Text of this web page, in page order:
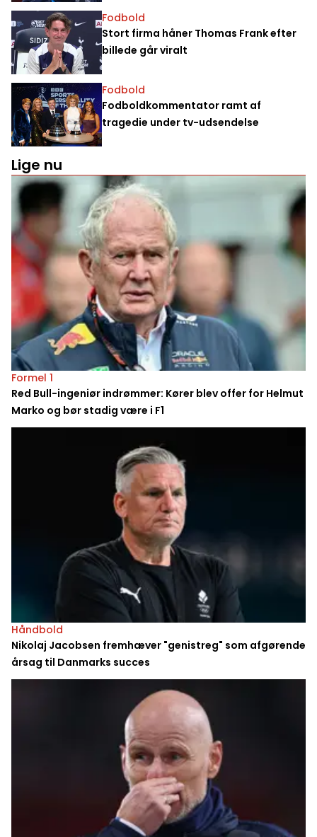
Fodbold
Stort firma håner Thomas Frank efter
billede går viralt
Fodbold
Fodboldkommentator ramt af
tragedie under tv-udsendelse
Lige nu
Formel 1
Red Bull-ingeniør indrømmer: Kører blev offer for Helmut
Marko og bør stadig være i F1
Håndbold
Nikolaj Jacobsen fremhæver "genistreg" som afgørende
årsag til Danmarks succes